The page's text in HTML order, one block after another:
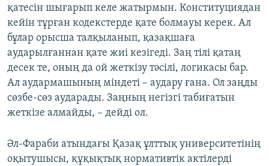
қатесін шығарып келе жатырмын. Конституциядан
кейін тұрған кодекстерде қате болмауы керек. Ал
бұлар орысша талқыланып, қазақшаға
аударылғаннан қате жиі кезігеді. Заң тілі қатаң
десек те, оның да ой жеткізу тәсілі, логикасы бар.
Ал аудармашының міндеті – аудару ғана. Ол заңды
сөзбе-сөз аударады. Заңның негізгі табиғатын
жеткізе алмайды, – дейді ол.
Әл-Фараби атындағы Қазақ ұлттық университетінің
оқытушысы, құқықтық нормативтік актілерді